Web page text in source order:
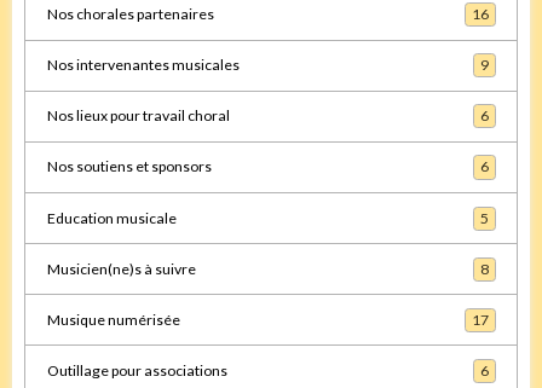
Nos chorales partenaires 16
Nos intervenantes musicales 9
Nos lieux pour travail choral 6
Nos soutiens et sponsors 6
Education musicale 5
Musicien(ne)s à suivre 8
Musique numérisée 17
Outillage pour associations 6